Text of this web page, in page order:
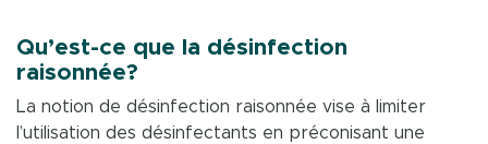
Qu’est-ce que la désinfection
raisonnée?
La notion de désinfection raisonnée vise à limiter
l’utilisation des désinfectants en préconisant une